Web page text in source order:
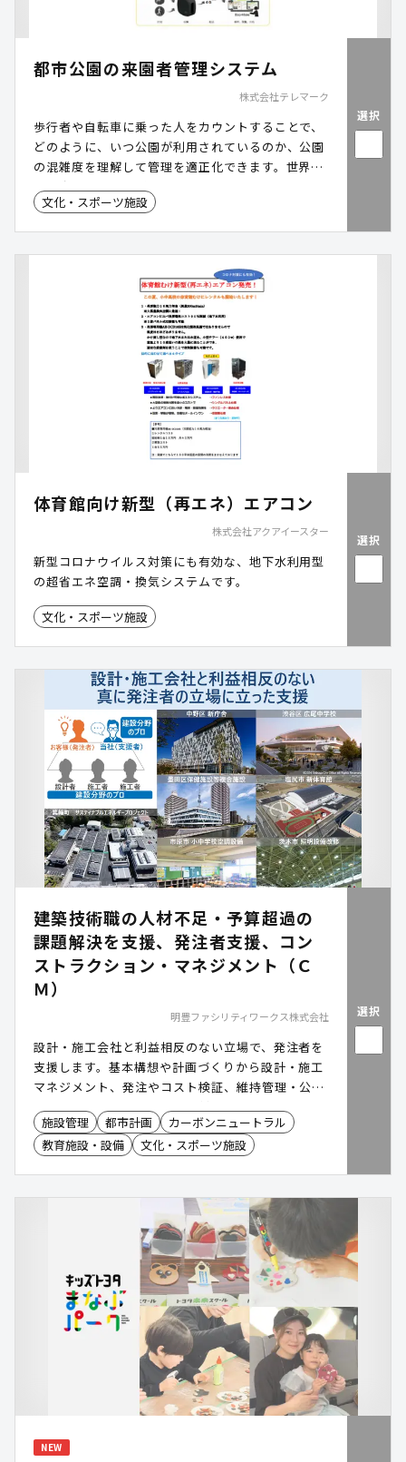
都市公園の来園者管理システム
株式会社テレマーク
歩行者や自転車に乗った人をカウントすることで、
どのように、いつ公園が利用されているのか、公園
の混雑度を理解して管理を適正化できます。世界中
の観光地や公園などで最も利用されている製品で
す。
文化・スポーツ施設
選択
体育館向け新型（再エネ）エアコン
株式会社アクアイースター
新型コロナウイルス対策にも有効な、地下水利用型
の超省エネ空調・換気システムです。
文化・スポーツ施設
選択
建築技術職の人材不足・予算超過の
課題解決を支援、発注者支援、コン
ストラクション・マネジメント（Ｃ
Ｍ）
明豊ファシリティワークス株式会社
設計・施工会社と利益相反のない立場で、発注者を
支援します。基本構想や計画づくりから設計・施工
マネジメント、発注やコスト検証、維持管理・公共
施設マネジメントまで幅広く対応。建設事業の立ち
上げから推進、保有施設の運用・管理まで、ライフ
サイクル全体を伴走し、専門性を補完。品質・工
施設管理 都市計画
カーボンニュートラル
教育施設・設備
文化・スポーツ施設
選択
NEW